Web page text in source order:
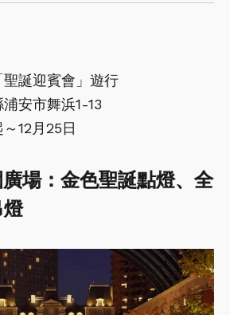
誕迎賓會」遊行
安市舞浜1-13
12月25日
場：金色聖誕點燈、全